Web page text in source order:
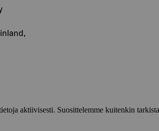
aktiivisesti. Suosittelemme kuitenkin